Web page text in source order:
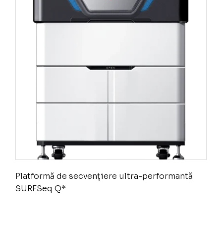
Platformă de secvențiere ultra-performantă
SURFSeq Q*